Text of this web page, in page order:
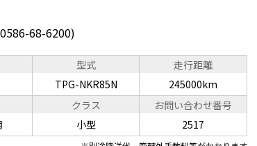
68-6200)
型式
走行距離
TPG-NKR85N
245000km
クラス
お問い合わせ番号
小型 2517